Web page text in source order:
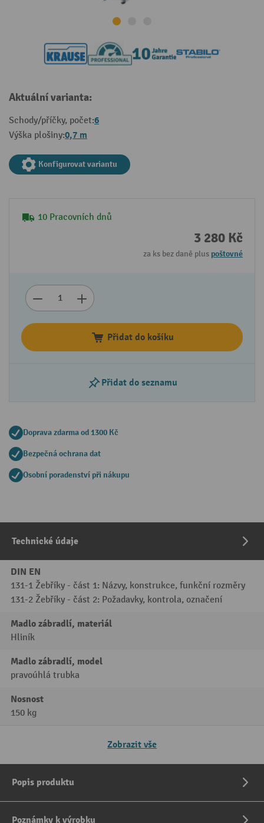
Aktuální varianta:
Schody/příčky, počet:6
Výška plošiny:0,7 m
Konfigurovat variantu
10 Pracovních dnů
3 280 Kč
za ks bez daně plus poštovné
Přidat do košíku
Přidat do seznamu
Doprava zdarma od 1300 Kč
Bezpečná ochrana dat
Osobní poradenství při nákupu
Technické údaje
DIN EN
131-1 Žebříky - část 1: Názvy, konstrukce, funkční rozměry
131-2 Žebříky - část 2: Požadavky, kontrola, označení
Madlo zábradlí, materiál
Hliník
Madlo zábradlí, model
pravoúhlá trubka
Nosnost
150 kg
Zobrazit vše
Popis produktu
Poznámky k výrobku